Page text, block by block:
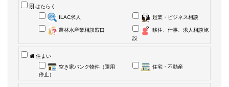
はたらく
ILAC求人
起業・ビジネス相談
農林水産業相談窓口
移住、仕事、求人相談施
設
住まい
空き家バンク物件（運用
停止）
住宅・不動産